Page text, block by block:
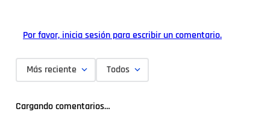
Por favor, inicia sesión para escribir un comentario.
Más reciente Todos
Cargando comentarios…